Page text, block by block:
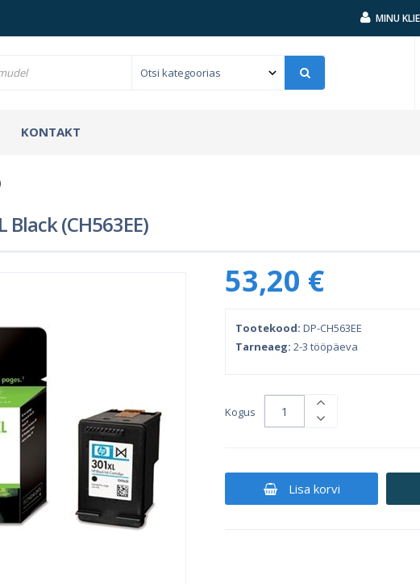
MINU
KONTAKT
Black (CH563EE)
53,20 €
Tootekood: DP-CH563EE
Tarneaeg: 2-3 tööpäeva
Kogus
Lisa korvi